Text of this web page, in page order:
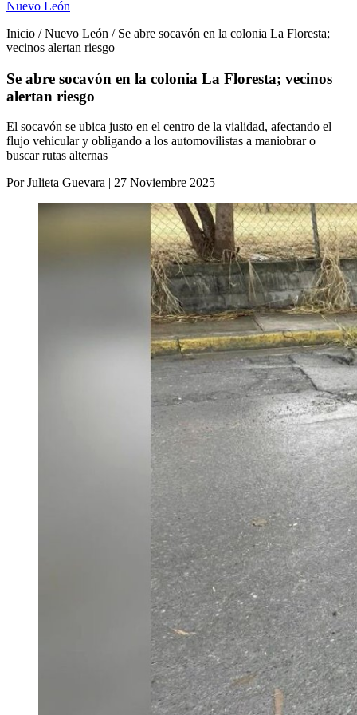
Nuevo León
Inicio / Nuevo León / Se abre socavón en la colonia La Floresta;
vecinos alertan riesgo
Se abre socavón en la colonia La Floresta; vecinos
alertan riesgo
El socavón se ubica justo en el centro de la vialidad, afectando el
flujo vehicular y obligando a los automovilistas a maniobrar o
buscar rutas alternas
Por Julieta Guevara | 27 Noviembre 2025